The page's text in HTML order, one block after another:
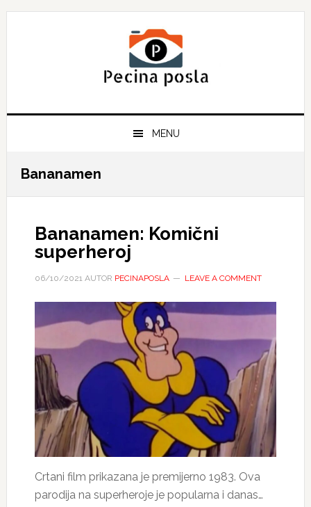
Skip
Skip
Skip
MENU
Bananamen
Bananamen: Komični
superheroj
06/10/2021AUTOR PECINAPOSLA LEAVE A COMMENT
Crtani film prikazana je premijerno 1983. Ova
parodija na superheroje je popularna i danas…